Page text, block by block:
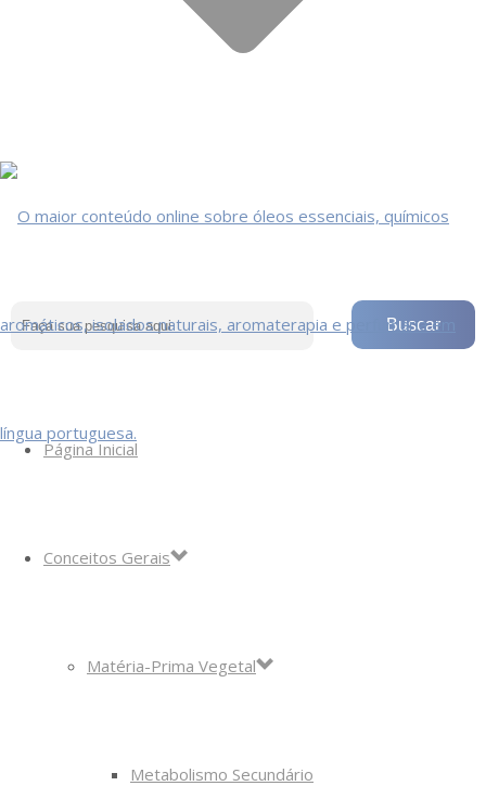
Página Inicial
Conceitos Gerais
Matéria-Prima Vegetal
Metabolismo Secundário